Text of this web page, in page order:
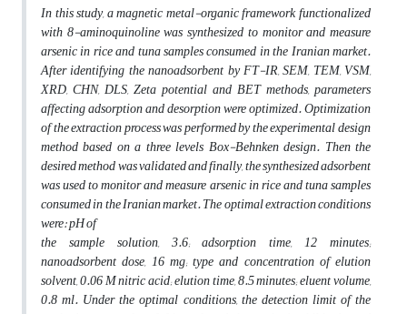
In this study, a magnetic metal-organic framework functionalized
with 8-aminoquinoline was synthesized to monitor and measure
arsenic in rice and tuna samples consumed in the Iranian market.
After identifying the nanoadsorbent by FT-IR, SEM, TEM, VSM,
XRD, CHN, DLS, Zeta potential and BET methods, parameters
affecting adsorption and desorption were optimized. Optimization
of the extraction process was performed by the experimental design
method based on a three levels Box-Behnken design. Then the
desired method was validated and finally, the synthesized adsorbent
was used to monitor and measure arsenic in rice and tuna samples
consumed in the Iranian market.The optimal extraction conditions
were: pH of
the sample solution, 3.6; adsorption time, 12 minutes;
nanoadsorbent dose, 16 mg; type and concentration of elution
solvent, 0.06 M nitric acid; elution time, 8.5 minutes; eluent volume,
0.8 ml. Under the optimal conditions, the detection limit of the